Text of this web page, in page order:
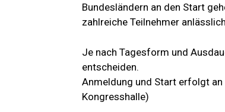
Bundesländern an den Start
zahlreiche Teilnehmer
Je nach Tagesform und
entscheiden.
Anmeldung und Start erfolgt
Kongresshalle)